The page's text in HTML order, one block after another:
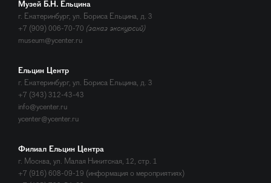
Музей Б.Н. Ельцина
г. Екатеринбург, ул. Бориса Ельцина, д. 3
+7 (909) 006-70-70 (заказ экскурсий)
museum@ycenter.ru
Ельцин Центр
г. Екатеринбург, ул. Бориса Ельцина, д. 3
+7 (343) 312-43-43
info@ycenter.ru
ycenter@ycenter.ru
Филиал Ельцин Центра
г. Москва, ул. Малая Никитская, 12, стр. 1
+7 (916) 608-09-19 (информация о мероприятиях)